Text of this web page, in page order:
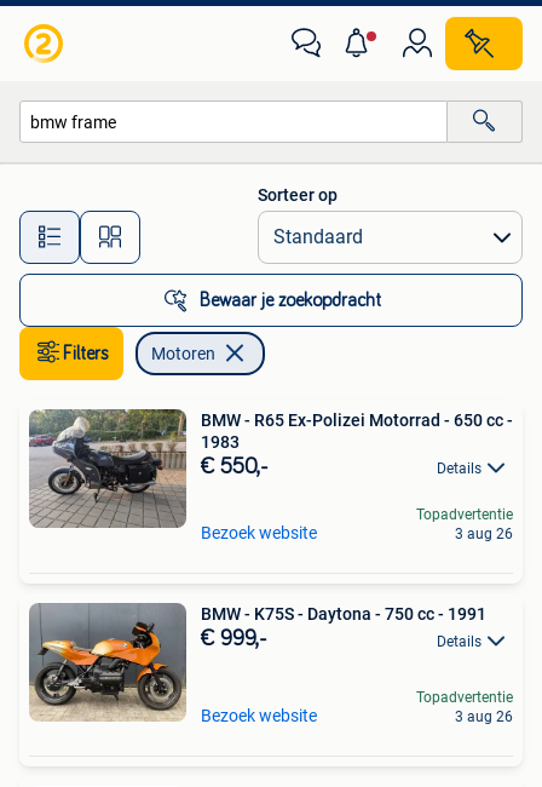
Alle afstanden…
Sorteer op
Bewaar je zoekopdracht
Filters Motoren
BMW - R65 Ex-Polizei Motorrad - 650 cc -
1983
€ 550,- Details
Bezoek website
Topadvertentie
3 aug 26
BMW - K75S - Daytona - 750 cc - 1991
€ 999,- Details
Bezoek website
Topadvertentie
3 aug 26